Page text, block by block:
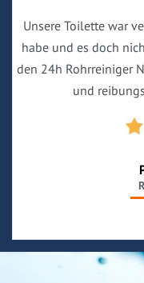
Unsere Toilette war
habe und es doch
den 24h Rohrreiniger
und